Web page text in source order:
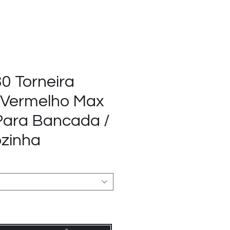
Torneira
Max
Bancada /